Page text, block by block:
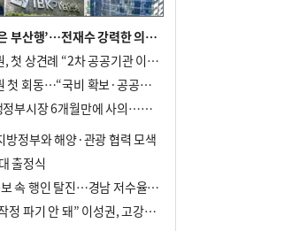
與가 막은 ‘산은 부산행’…전재수 강력한 의지 표명 없인 공염불
전재수·이성권, 첫 상견례 “2차 공공기관 이전 초당 협력”(종합)
전재수·이성권 첫 회동…“국비 확보·공공기관 이전 협력”
김경덕 부산 행정부시장 6개월만에 사의…후임 인선 촉각
방정부와 해양·관광 협력 모색
출정식
열흘째 폭염특보 속 행인 탈진…경남 저수율 평년의 절반
“전임 정책 무작정 파기 안 돼” 이성권, 고강도 ‘전재수 견제’ 예고